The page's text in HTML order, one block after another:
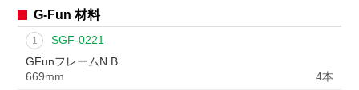
G-Fun 材料
1
SGF-0221
GFunフレームN B
669mm
4本